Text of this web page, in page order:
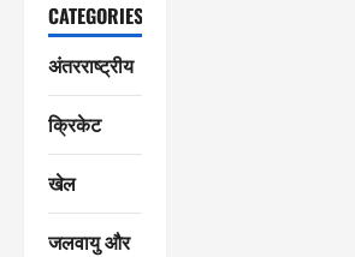
CATEGORIES
अंतरराष्ट्रीय
क्रिकेट
खेल
जलवायु और